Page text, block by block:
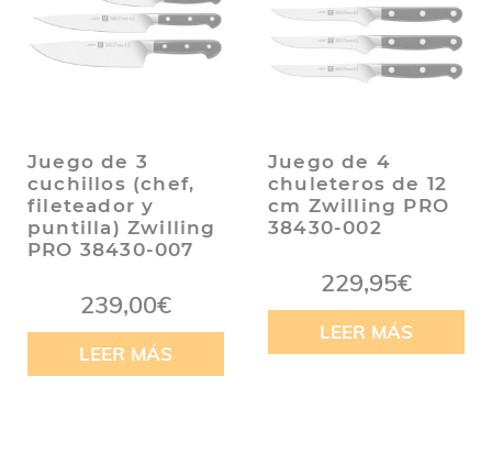
Juego de 3
cuchillos (chef,
fileteador y
puntilla) Zwilling
PRO 38430-007
239,00€
LEER MÁS
Juego de 4
chuleteros de 12
cm Zwilling PRO
38430-002
229,95€
LEER MÁS